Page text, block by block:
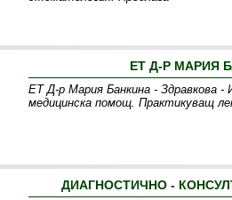
ЕТ Д-Р МАРИЯ
ЕТ Д-р Мария Банкина - Здравкова
медицинска помощ. Практикуващ
ДИАГНОСТИЧНО -